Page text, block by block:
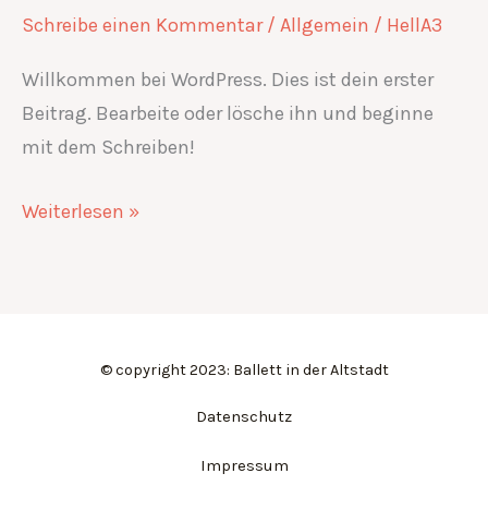
Schreibe einen Kommentar / Allgemein / HellA3
Willkommen bei WordPress. Dies ist dein erster
Beitrag. Bearbeite oder lösche ihn und beginne
mit dem Schreiben!
Welt!
Weiterlesen »
© copyright 2023: Ballett in der Altstadt
Datenschutz
Impressum